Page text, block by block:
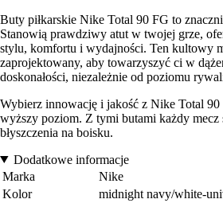
Buty piłkarskie Nike Total 90 FG to
Stanowią prawdziwy atut w twojej grze,
stylu, komfortu i wydajności. Ten kultowy
zaprojektowany, aby towarzyszyć ci w
doskonałości, niezależnie od poziomu
Wybierz innowację i jakość z Nike Total
wyższy poziom. Z tymi butami każdy mecz
błyszczenia na boisku.
Dodatkowe informacje
Marka
Nike
Kolor
midnight navy/white-